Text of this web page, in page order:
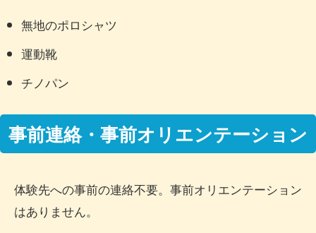
無地のポロシャツ
運動靴
チノパン
事前連絡・事前オリエンテーション
体験先への事前の連絡不要。事前オリエンテーション
はありません。